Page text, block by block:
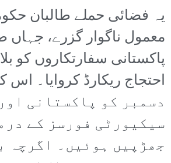
یہ فضائی حملے طالبان
معمول ناگوار گزرے، جہاں
پاکستانی سفارتکاروں کو
دسمبر کو پاکستانی
سیکیورٹی فورسز کے
جھڑپیں ہوئیں۔ اگرچہ